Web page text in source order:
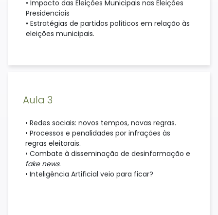
• Impacto das Eleições Municipais nas Eleições
Presidenciais
• Estratégias de partidos políticos em relação às
eleições municipais.
Aula 3
• Redes sociais: novos tempos, novas regras.
• Processos e penalidades por infrações às
regras eleitorais.
• Combate à disseminação de desinformação e
fake news.
• Inteligência Artificial veio para ficar?